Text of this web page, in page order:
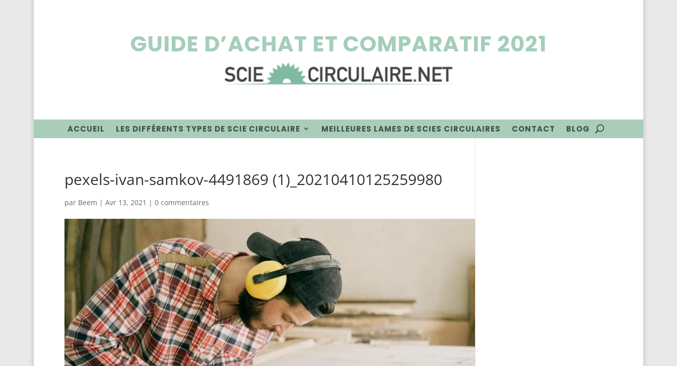
GUIDE D’ACHAT ET COMPARATIF 2021
ACCUEIL LES DIFFÉRENTS TYPES DE SCIE CIRCULAIRE MEILLEURES LAMES DE SCIES CIRCULAIRES CONTACT BLOG
pexels-ivan-samkov-4491869 (1)_20210410125259980
par Beem | Avr 13, 2021 | 0 commentaires